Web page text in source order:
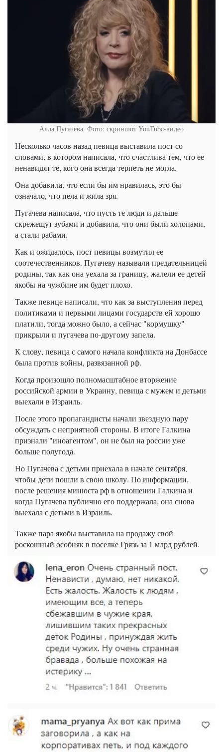
Алла Пугачева. Фото: скриншот YouTube-видео
Несколько часов назад певица выставила пост со
словами, в котором написала, что счастлива тем, что ее
ненавидят те, кого она всегда терпеть не могла.
Она добавила, что если бы им нравилась, это бы
означало, что пела и жила зря.
Пугачева написала, что пусть те люди и дальше
скрежещут зубами и добавила, что они были холопами,
а стали рабами.
Как и ожидалось, пост певицы возмутил ее
соотечественников. Пугачеву называли предательницей
родины, так как она уехала за границу, жалели ее детей
якобы на чужбине им будет плохо.
Также певице написали, что как за выступления перед
политиками и первыми лицами государств ей хорошо
платили, тогда можно было, а сейчас "кормушку"
прикрыли и пугачева по-другому запела.
К слову, певица с самого начала конфликта на Донбассе
была против войны, развязанной рф.
Когда произошло полномасштабное вторжение
российской армии в Украину, певица с мужем и детьми
выехали в Израиль.
После этого пропагандисты начали звездную пару
обсуждать с неприятной стороны. В итоге Галкина
признали "иноагентом", он не был на россии уже
больше полугода.
Но Пугачева с детьми приехала в начале сентября,
чтобы дети пошли в свою школу. По информации,
после решения минюста рф в отношении Галкина и
когда Пугачева публично его поддержала, она снова
выехала с детьми в Израиль.
Также пара якобы выставила на продажу свой
роскошный особняк в поселке Грязь за 1 млрд рублей.